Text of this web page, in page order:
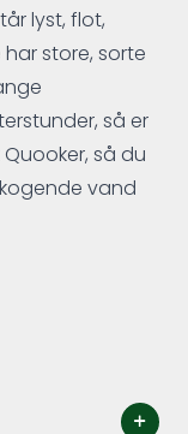
lyst, flot,
store, sorte
så er
så du
vand